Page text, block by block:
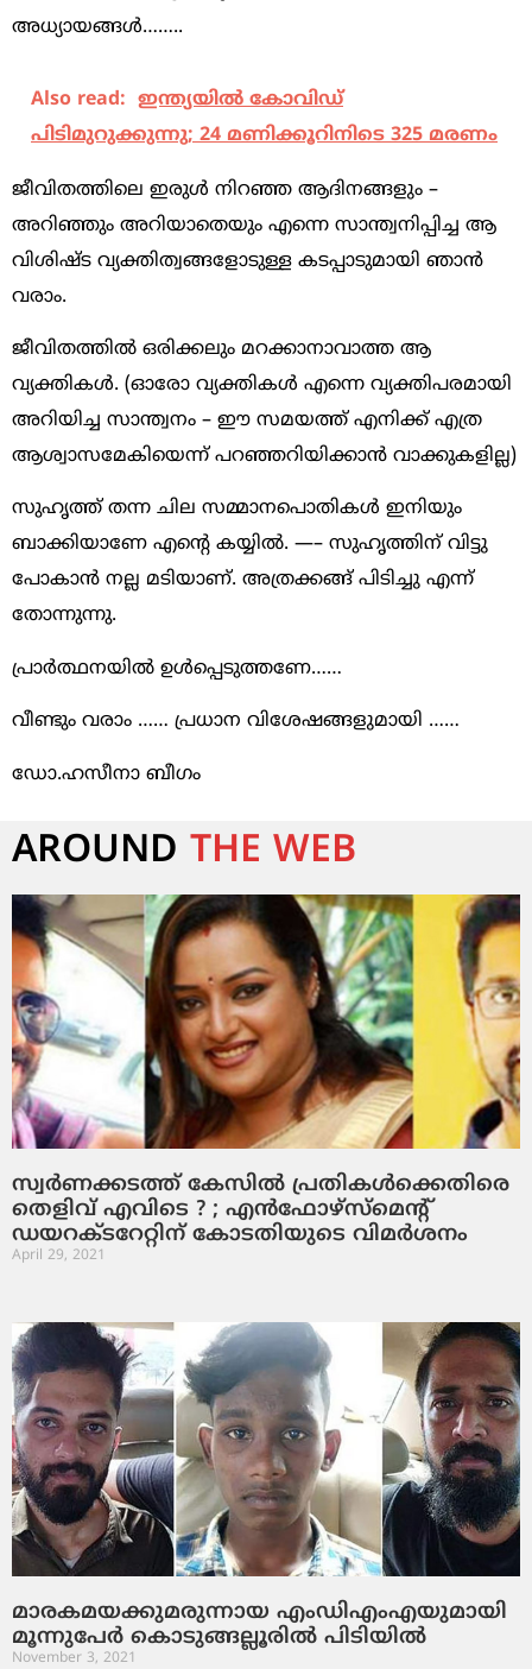
അധ്യായങ്ങൾ……..
Also read: ഇന്ത്യയില്‍ കോവിഡ്
പിടിമുറുക്കുന്നു; 24 മണിക്കൂറിനിടെ 325 മരണം
ജീവിതത്തിലെ ഇരുൾ നിറഞ്ഞ ആദിനങ്ങളും –
അറിഞ്ഞും അറിയാതെയും എന്നെ സാന്ത്വനിപ്പിച്ച ആ
വിശിഷ്ട വ്യക്തിത്വങ്ങളോടുള്ള കടപ്പാടുമായി ഞാൻ
വരാം.
ജീവിതത്തിൽ ഒരിക്കലും മറക്കാനാവാത്ത ആ
വ്യക്തികൾ. (ഓരോ വ്യക്തികൾ എന്നെ വ്യക്തിപരമായി
അറിയിച്ച സാന്ത്വനം – ഈ സമയത്ത് എനിക്ക് എത്ര
ആശ്വാസമേകിയെന്ന് പറഞ്ഞറിയിക്കാൻ വാക്കുകളില്ല)
സുഹൃത്ത് തന്ന ചില സമ്മാനപൊതികൾ ഇനിയും
ബാക്കിയാണേ എൻ്റെ കയ്യിൽ. —– സുഹൃത്തിന് വിട്ടു
പോകാൻ നല്ല മടിയാണ്. അത്രക്കങ്ങ് പിടിച്ചു എന്ന്
തോന്നുന്നു.
പ്രാർത്ഥനയിൽ ഉൾപ്പെടുത്തണേ……
വീണ്ടും വരാം …… പ്രധാന വിശേഷങ്ങളുമായി ……
ഡോ.ഹസീനാ ബീഗം
AROUND THE WEB
സ്വര്‍ണക്കടത്ത് കേസില്‍ പ്രതികള്‍ക്കെതിരെ
തെളിവ് എവിടെ ? ; എന്‍ഫോഴ്സ്മെന്റ്
ഡയറക്ടറേറ്റിന് കോടതിയുടെ വിമര്‍ശനം
April 29, 2021
മാരകമയക്കുമരുന്നായ എംഡിഎംഎയുമായി
മൂന്നുപേര്‍ കൊടുങ്ങല്ലൂരില്‍ പിടിയില്‍
November 3, 2021